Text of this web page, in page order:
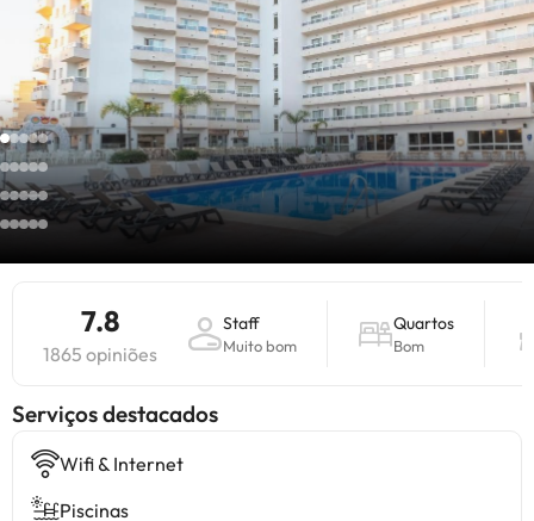
7.8
1865 opiniões
Staff
Muito bom
Quartos
Bom
Serviços destacados
Wifi & Internet
Piscinas